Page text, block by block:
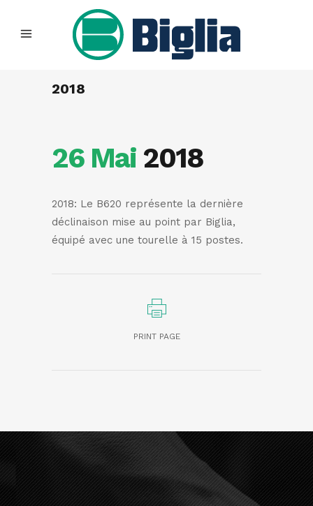
2018
26 Mai 2018
2018: Le B620 représente la dernière
déclinaison mise au point par Biglia,
équipé avec une tourelle à 15 postes.
PRINT PAGE